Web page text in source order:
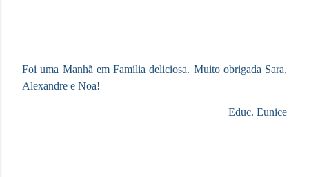
Foi uma Manhã em Família deliciosa. Muito obrigada Sara,
Alexandre e Noa!
Educ. Eunice